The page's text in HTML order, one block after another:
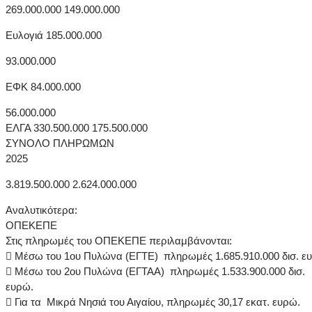
269.000.000 149.000.000
Ευλογιά 185.000.000
93.000.000
ΕΦΚ 84.000.000
56.000.000
ΕΛΓΑ 330.500.000 175.500.000
ΣΥΝΟΛΟ ΠΛΗΡΩΜΩΝ
2025
3.819.500.000 2.624.000.000
Αναλυτικότερα:
ΟΠΕΚΕΠΕ
Στις πληρωμές του ΟΠΕΚΕΠΕ περιλαμβάνονται:
 Μέσω του 1ου Πυλώνα (ΕΓΤΕ) πληρωμές 1.685.910.000 δισ.
 Μέσω του 2ου Πυλώνα (ΕΓΤΑΑ) πληρωμές 1.533.900.000 δισ.
ευρώ.
 Για τα Μικρά Νησιά του Αιγαίου, πληρωμές 30,17 εκατ. ευρώ.